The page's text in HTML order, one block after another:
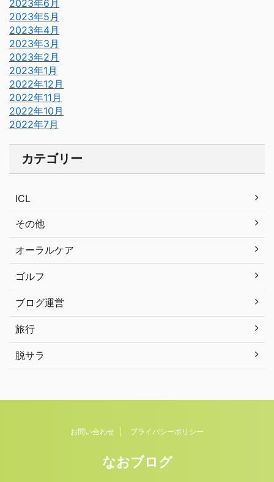
2023年6月
2023年5月
2023年4月
2023年3月
2023年2月
2023年1月
2022年12月
2022年11月
2022年10月
2022年7月
カテゴリー
ICL
その他
オーラルケア
ゴルフ
ブログ運営
旅行
脱サラ
お問い合わせ プライバシーポリシー
なおブログ